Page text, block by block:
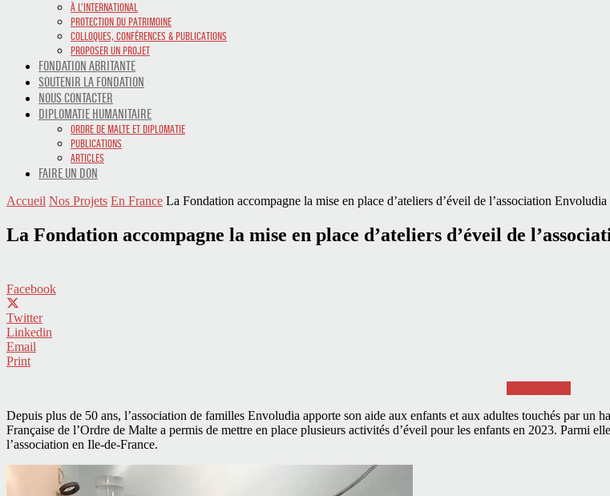
À L’INTERNATIONAL
PROTECTION DU PATRIMOINE
COLLOQUES, CONFÉRENCES & PUBLICATIONS
PROPOSER UN PROJET
FONDATION ABRITANTE
SOUTENIR LA FONDATION
NOUS CONTACTER
DIPLOMATIE HUMANITAIRE
ORDRE DE MALTE ET DIPLOMATIE
PUBLICATIONS
ARTICLES
FAIRE UN DON
Accueil Nos Projets En France La Fondation accompagne la mise en place d’ateliers d’éveil de l’association Envoludia
La Fondation accompagne la mise en place d’ateliers d’éveil de
Facebook
Twitter
Linkedin
Email
Print
Depuis plus de 50 ans, l’association de familles Envoludia apporte son aide aux enfants et aux adultes touchés par
Française de l’Ordre de Malte a permis de mettre en place plusieurs activités d’éveil pour les enfants en 2023. Parmi
l’association en Ile-de-France.